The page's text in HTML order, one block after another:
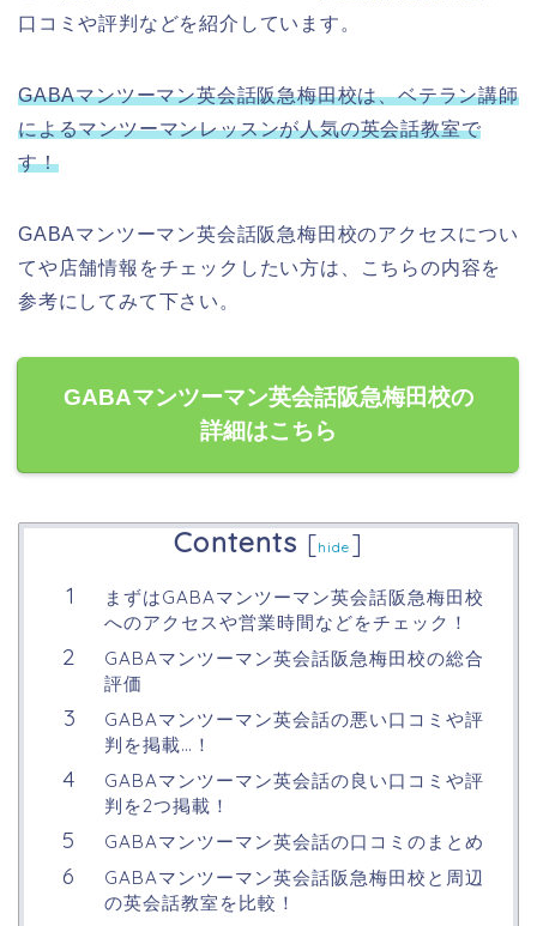
口コミや評判などを紹介しています。
GABAマンツーマン英会話阪急梅田校は、ベテラン講師
によるマンツーマンレッスンが人気の英会話教室で
す！
GABAマンツーマン英会話阪急梅田校のアクセスについ
てや店舗情報をチェックしたい方は、こちらの内容を
参考にしてみて下さい。
GABAマンツーマン英会話阪急梅田校の
詳細はこちら
Contents [hide ]
まずはGABAマンツーマン英会話阪急梅田校
へのアクセスや営業時間などをチェック！
GABAマンツーマン英会話阪急梅田校の総合
評価
GABAマンツーマン英会話の悪い口コミや評
判を掲載…！
GABAマンツーマン英会話の良い口コミや評
判を2つ掲載！
GABAマンツーマン英会話の口コミのまとめ
GABAマンツーマン英会話阪急梅田校と周辺
の英会話教室を比較！